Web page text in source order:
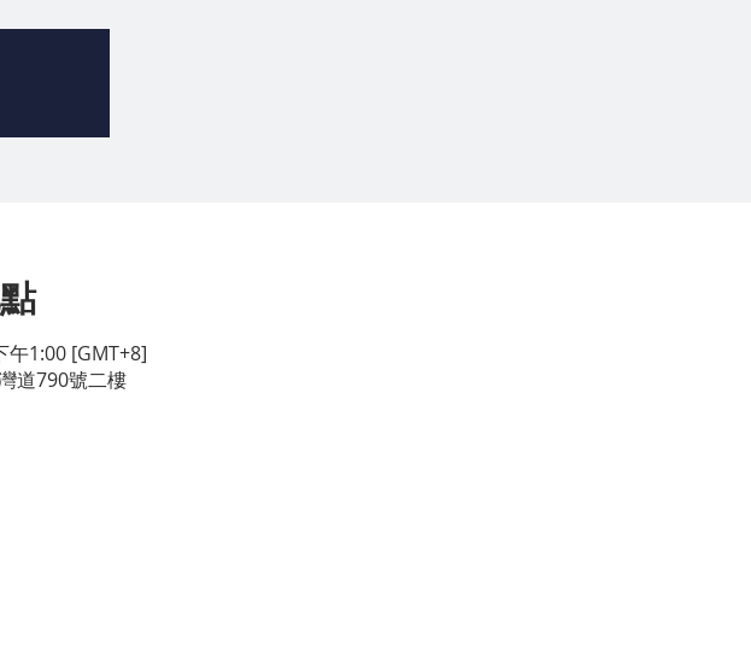
午1:00 [GMT+8]
道790號二樓